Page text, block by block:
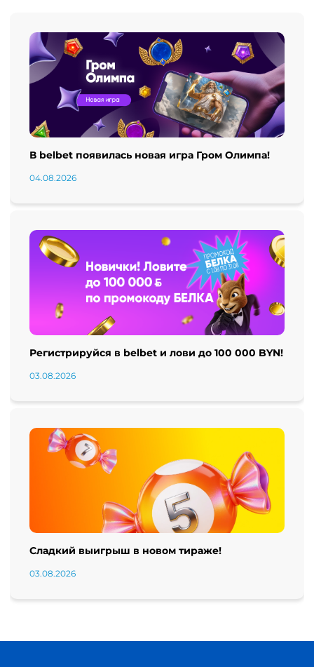
В belbet появилась новая игра Гром Олимпа!
04.08.2026
Регистрируйся в belbet и лови до 100 000 BYN!
03.08.2026
Сладкий выигрыш в новом тираже!
03.08.2026